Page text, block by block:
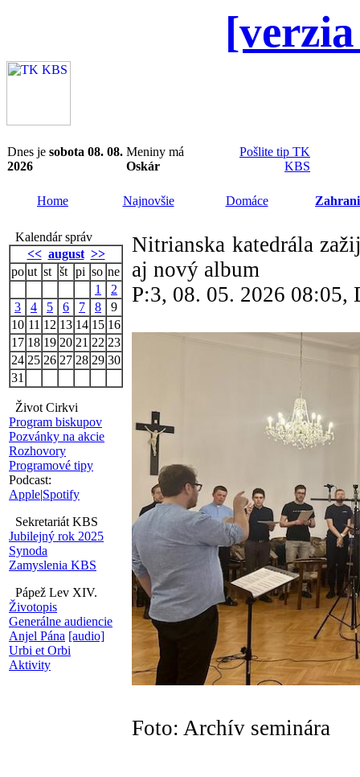
Dnes je sobota 08. 08.
2026
Meniny má
Oskár
Pošlite tip TK
KBS
Home Najnovšie Domáce
Kalendár správ
<< august >>
po ut st št pi so ne
1
2
3
4 5 6 7 8
9
10 11 12 13 14 15 16
17 18 19 20 21 22 23
24 25 26 27 28 29 30
31
Život Cirkvi
Program biskupov
Pozvánky na akcie
Rozhovory
Programové tipy
Podcast:
Apple|Spotify
Sekretariát KBS
Jubilejný rok 2025
Synoda
Zamyslenia KBS
Pápež Lev XIV.
Životopis
Generálne audiencie
Anjel Pána [audio]
Urbi et Orbi
Aktivity
Nitrianska katedrála
aj nový album
P:3, 08. 05. 2026 08:05,
Foto: Archív seminára